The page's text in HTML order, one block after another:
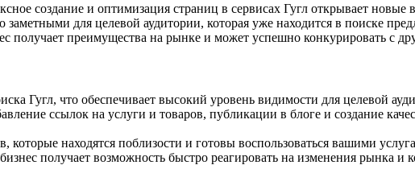
создание и оптимизация страниц в сервисах Гугл открывает
заметными для целевой аудитории, которая уже находится в поиске
преимущества на рынке и может успешно конкурировать с
Гугл, что обеспечивает высокий уровень видимости для целевой
ссылок на услуги и товаров, публикации в блоге и создание
находятся поблизости и готовы воспользоваться вашими
получает возможность быстро реагировать на изменения рынка и